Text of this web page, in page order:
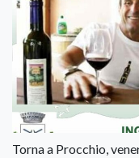
Torna a Procchio,